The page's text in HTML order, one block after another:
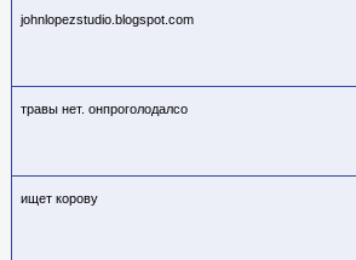
johnlopezstudio.blogspot.com
травы нет. онпроголодалсо
ищет корову